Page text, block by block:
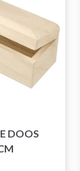
DOOS